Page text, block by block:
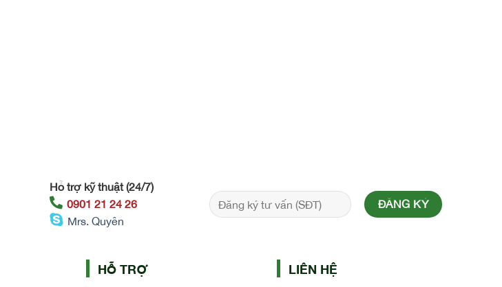
Hỗ trợ kỹ thuật (24/7)
0901 21 24 26
Mrs. Quyên
HỖ TRỢ LIÊN HỆ